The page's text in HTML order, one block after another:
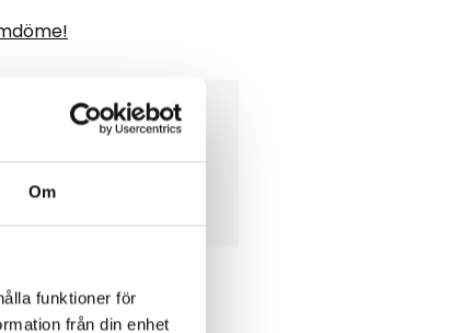
Om
funktioner för
från din enhet
stoppning, enligt bild.